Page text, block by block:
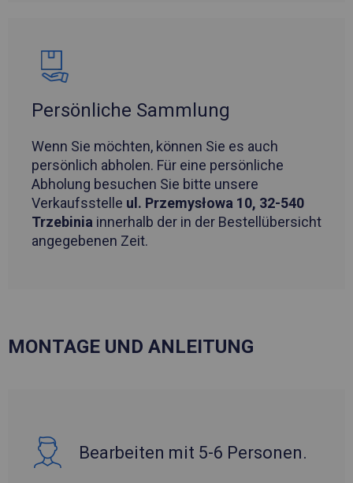
Persönliche Sammlung
Wenn Sie möchten, können Sie es auch
persönlich abholen. Für eine persönliche
Abholung besuchen Sie bitte unsere
Verkaufsstelle ul. Przemysłowa 10, 32-540
Trzebinia innerhalb der in der Bestellübersicht
angegebenen Zeit.
MONTAGE UND ANLEITUNG
Bearbeiten mit 5-6 Personen.